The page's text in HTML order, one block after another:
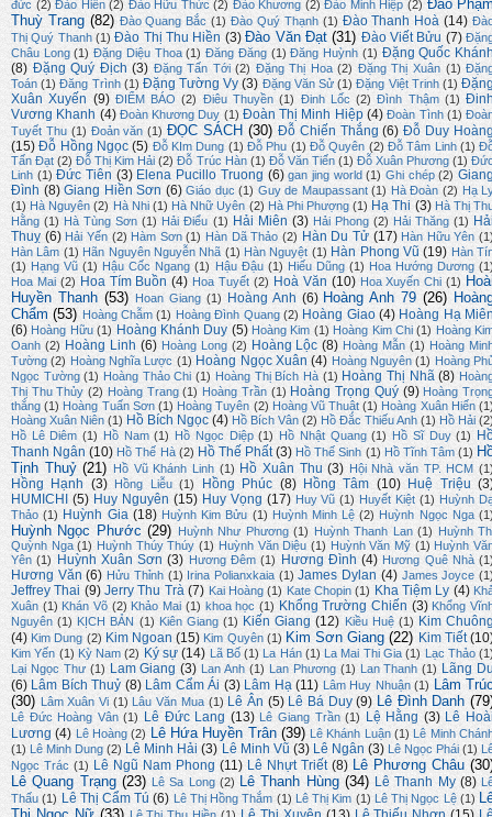
đức (2) Đào Hiền (2) Đào Hữu Thức (2) Đào Khương (2) Đào Minh Hiệp (2) Đào
Thuỳ Trang (82) Đào Quang Bắc (1) Đào Quý Thạnh (1) Đào Thanh Hoà (14)
Thị Quý Thanh (1) Đào Thị Thu Hiền (3) Đào Văn Đạt (31) Đào Viết Bửu (7)
Châu Long (1) Đặng Diệu Thoa (1) Đăng Đăng (1) Đăng Huỳnh (1) Đặng Quốc
(8) Đặng Quý Địch (3) Đặng Tấn Tới (2) Đặng Thị Hoa (2) Đặng Thị Xuân (1)
Toán (1) Đăng Trình (1) Đặng Tường Vy (3) Đặng Văn Sử (1) Đặng Việt Trinh (1)
Xuân Xuyến (9) ĐIỂM BÁO (2) Điêu Thuyền (1) Đinh Lốc (2) Đình Thậm (1)
Vương Khanh (4) Đoàn Khương Duy (1) Đoàn Thị Minh Hiệp (4) Đoàn Tình (1)
Tuyết Thu (1) Đoản văn (1) ĐỌC SÁCH (30) Đỗ Chiến Thắng (6) Đỗ Duy
(15) Đỗ Hồng Ngọc (5) Đỗ KIm Dung (1) Đỗ Phu (1) Đỗ Quyên (2) Đỗ Tâm Linh (1)
Tấn Đạt (2) Đỗ Thị Kim Hải (2) Đỗ Trúc Hàn (1) Đỗ Văn Tiến (1) Đỗ Xuân Phương (1)
Linh (1) Đức Tiên (3) Elena Pucillo Truong (6) gan jing world (1) Ghi chép (2)
Đình (8) Giang Hiền Sơn (6) Giáo dục (1) Guy de Maupassant (1) Hà Đoàn (2) Hạ
(1) Hà Nguyên (2) Hà Nhi (1) Hà Nhữ Uyên (2) Hà Phi Phượng (1) Hạ Thi (3) Hà Thị
Hằng (1) Hà Tùng Sơn (1) Hải Điểu (1) Hải Miên (3) Hải Phong (2) Hải Thăng (1)
Thuỵ (6) Hải Yến (2) Hàm Sơn (1) Hàn Dã Thảo (2) Hàn Du Tử (17) Hàn Hữu Yên
Hàn Lâm (1) Hãn Nguyên Nguyễn Nhã (1) Hàn Nguyệt (1) Hàn Phong Vũ (19) Hàn
(1) Hạng Vũ (1) Hậu Cốc Ngang (1) Hậu Đậu (1) Hiếu Dũng (1) Hoa Hướng Dương
Hoa Mai (2) Hoa Tím Buồn (4) Hoa Tuyết (2) Hoà Văn (10) Hoa Xuyến Chi (1)
Huyền Thanh (53) Hoan Giang (1) Hoàng Anh (6) Hoàng Anh 79 (26)
Chẩm (53) Hoàng Chẫm (1) Hoàng Đình Quang (2) Hoàng Giao (4) Hoàng Hạ
(6) Hoàng Hữu (1) Hoàng Khánh Duy (5) Hoàng Kim (1) Hoàng Kim Chi (1) Hoàng
Oanh (2) Hoàng Linh (6) Hoàng Long (2) Hoàng Lộc (8) Hoàng Mẫn (1) Hoàng
Tường (2) Hoàng Nghĩa Lược (1) Hoàng Ngọc Xuân (4) Hoàng Nguyên (1) Hoàng
Ngọc Tường (1) Hoàng Thảo Chi (1) Hoàng Thị Bích Hà (1) Hoàng Thị Nhã (8)
Thị Thu Thủy (2) Hoàng Trang (1) Hoàng Trần (1) Hoàng Trọng Quý (9) Hoàng
thắng (1) Hoàng Tuấn Sơn (1) Hoàng Tuyên (2) Hoàng Vũ Thuật (1) Hoàng Xuân Hiến
Hoàng Xuân Niên (1) Hồ Bích Ngọc (4) Hồ Bích Vân (2) Hồ Đắc Thiếu Anh (1) Hồ Hải
Hồ Lê Diêm (1) Hồ Nam (1) Hồ Ngọc Diệp (1) Hồ Nhật Quang (1) Hồ Sĩ Duy (1)
Thanh Ngân (10) Hồ Thế Hà (2) Hồ Thế Phất (3) Hồ Thế Sinh (1) Hồ Tĩnh Tâm (1)
Tịnh Thuỷ (21) Hồ Vũ Khánh Linh (1) Hồ Xuân Thu (3) Hội Nhà văn TP. HCM
Hồng Hạnh (3) Hồng Liễu (1) Hồng Phúc (8) Hồng Tâm (10) Huệ Triệu
HUMICHI
(5) Huy Nguyên (15) Huy Vọng (17) Huy Vũ (1) Huyết Kiệt (1) Huỳnh
Thảo (1) Huỳnh Gia (18) Huỳnh Kim Bửu (1) Huỳnh Minh Lệ (2) Huỳnh Ngọc Nga
Huỳnh Ngọc Phước (29) Huỳnh Như Phương (1) Huỳnh Thanh Lan (1)
Huỳnh
Quỳnh Nga (1) Huỳnh Thúy Thúy (1) Huỳnh Văn Diệu (1) Huỳnh Văn Mỹ (1) Huỳnh
Yên (1) Huỳnh Xuân Sơn (3) Hương Đêm (1) Hương Đình (4) Hương Quê Nhà
Hương Văn (6) Hửu Thỉnh (1) Irina Polianxkaia (1) James Dylan (4) James Joyce
Jeffrey Thai (9) Jerry Thu Trà (7) Kai Hoàng (1) Kate Chopin (1) Kha Tiệm Ly (4)
Xuân (1) Khán Võ (2) Khảo Mai (1) khoa học (1) Khổng Trường Chiến (3) Khổng
Nguyên (1) KỊCH BẢN (1) Kiên Giang (1) Kiến Giang (12) Kiều Huệ (1) Kim
(4) Kim Dung (2) Kim Ngoan (15) Kim Quyên (1) Kim Sơn Giang (22) Kim Tiết
Kim Yến (1) Kỳ Nam (2) Ký sự (14) Lã Bố (1) La Hán (1) La Mai Thi Gia (1) Lạc Thảo
Lại Ngọc Thư (1) Lam Giang (3) Lan Anh (1) Lan Phương (1) Lan Thanh (1) Lãng
(6) Lâm Bích Thuỷ (8) Lâm Cẩm Ái (3) Lâm Hạ (11) Lâm Huy Nhuận (1) Lâm
(30)
Lâm Xuân Vi (1) Lâu Văn Mua (1) Lê Ân (5) Lê Bá Duy (9) Lê Đình Danh
Lê Đức Hoàng Vân (1) Lê Đức Lang (13) Lê Giang Trần (1) Lệ Hằng (3) Lê
Lương (4) Lê Hoàng (2) Lê Hứa Huyền Trân (39) Lê Khánh Luận (1)
Lê Minh
(1)
Lê Minh Dung (2) Lê Minh Hải (3) Lê Minh Vũ (3) Lê Ngân (3) Lê Ngọc Phái (1)
Ngọc Trác (1) Lê Ngũ Nam Phong (11) Lê Nhựt Triết (8) Lê Phương Châu
Lê Quang Trạng (23) Lê Sa Long (2) Lê Thanh Hùng (34) Lê Thanh My (8)
Thấu (1) Lê Thị Cẩm Tú (6) Lê Thị Hồng Thắm (1) Lê Thị Kim (1) Lê Thị Ngọc Lệ (1)